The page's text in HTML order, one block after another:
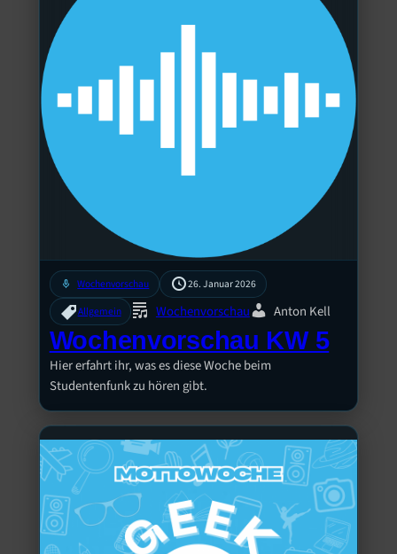
mic Wochenvorschau
26. Januar 2026
Allgemein
Wochenvorschau Anton Kell
Wochenvorschau KW 5
Hier erfahrt ihr, was es diese Woche beim
Studentenfunk zu hören gibt.